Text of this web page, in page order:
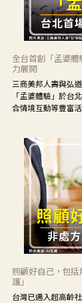
全台首創「孟婆
力展開
三商美邦人壽與弘
「孟婆體驗」於台
合情境互動等豐富
照顧好自己，包
護」
台灣已邁入超高齡